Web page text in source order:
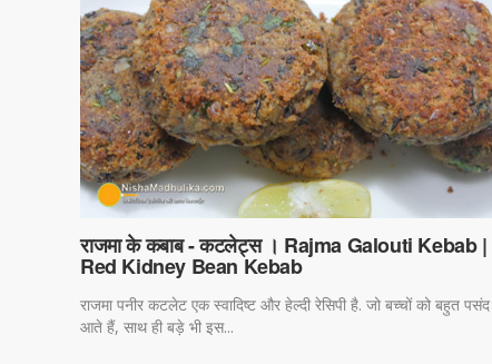
राजमा के कबाब - कटलेट्स । Rajma Galouti Kebab |
Red Kidney Bean Kebab
राजमा पनीर कटलेट एक स्वादिष्ट और हेल्दी रेसिपी है. जो बच्चों को बहुत पसंद
आते हैं, साथ ही बड़े भी इस...